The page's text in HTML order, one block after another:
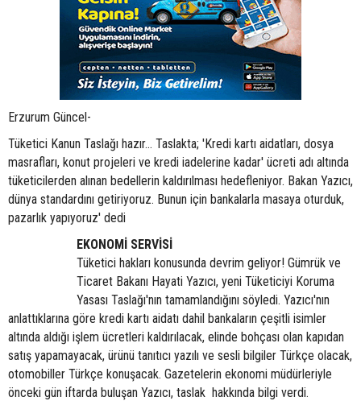
Erzurum Güncel-
Tüketici Kanun Taslağı hazır... Taslakta; 'Kredi kartı aidatları, dosya
masrafları, konut projeleri ve kredi iadelerine kadar' ücreti adı altında
tüketicilerden alınan bedellerin kaldırılması hedefleniyor. Bakan Yazıcı,
dünya standardını getiriyoruz. Bunun için bankalarla masaya oturduk,
pazarlık yapıyoruz' dedi
EKONOMİ SERVİSİ
Tüketici hakları konusunda devrim geliyor! Gümrük ve
Ticaret Bakanı Hayati Yazıcı, yeni Tüketiciyi Koruma
Yasası Taslağı'nın tamamlandığını söyledi. Yazıcı'nın
anlattıklarına göre kredi kartı aidatı dahil bankaların çeşitli isimler
altında aldığı işlem ücretleri kaldırılacak, elinde bohçası olan kapıdan
satış yapamayacak, ürünü tanıtıcı yazılı ve sesli bilgiler Türkçe olacak,
otomobiller Türkçe konuşacak. Gazetelerin ekonomi müdürleriyle
önceki gün iftarda buluşan Yazıcı, taslak hakkında bilgi verdi.